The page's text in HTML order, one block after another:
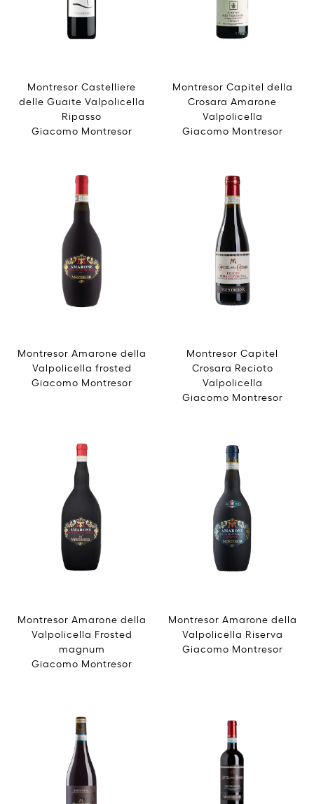
Montresor Castelliere
delle Guaite Valpolicella
Ripasso
Giacomo Montresor
Montresor Capitel della
Crosara Amarone
Valpolicella
Giacomo Montresor
Montresor Amarone della
Valpolicella frosted
Giacomo Montresor
Montresor Capitel
Crosara Recioto
Valpolicella
Giacomo Montresor
Montresor Amarone della
Valpolicella Frosted
magnum
Giacomo Montresor
Montresor Amarone della
Valpolicella Riserva
Giacomo Montresor